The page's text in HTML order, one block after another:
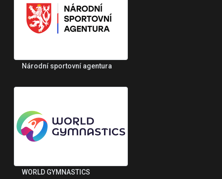
Národní sportovní agentura
WORLD GYMNASTICS